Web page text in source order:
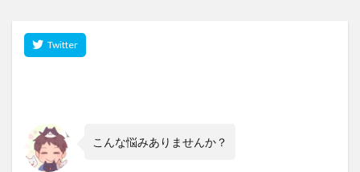
こんな悩みありませんか？